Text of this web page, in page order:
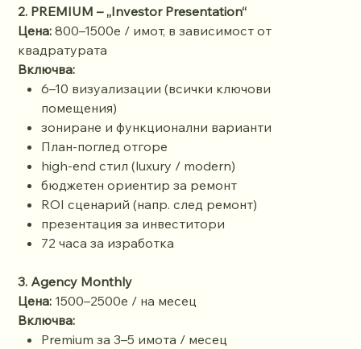
2. PREMIUM – „Investor Presentation“
Цена: 800–1500е / имот, в зависимост от
квадратурата
Включва:
6–10 визуализации (всички ключови
помещения)
зониране и функционални варианти
План-поглед отгоре
high-end стил (luxury / modern)
бюджетен ориентир за ремонт
ROI сценарий (напр. след ремонт)
презентация за инвеститори
72 часа за изработка
3. Agency Monthly
Цена: 1500–2500е / на месец
Включва:
Premium за 3–5 имота / месец